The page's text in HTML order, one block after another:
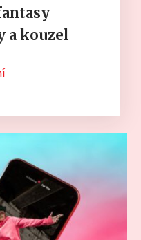
a kouzel